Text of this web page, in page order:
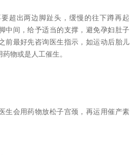
超出两边脚趾头，缓慢的往下蹲再起
中间，给予适当的支撑，避免孕妇肚子
前最好先咨询医生指示，如运动后胎儿
物或是人工催生。
生会用药物放松子宫颈，再运用催产素